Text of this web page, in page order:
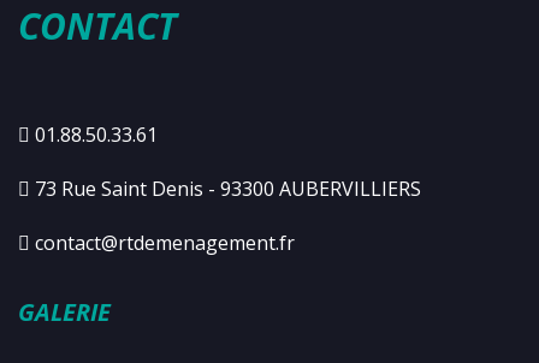
CONTACT
01.88.50.33.61
73 Rue Saint Denis - 93300 AUBERVILLIERS
contact@rtdemenagement.fr
GALERIE